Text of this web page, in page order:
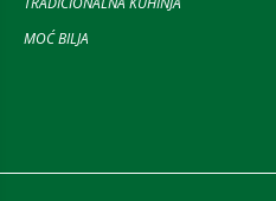
MOĆ BILJA